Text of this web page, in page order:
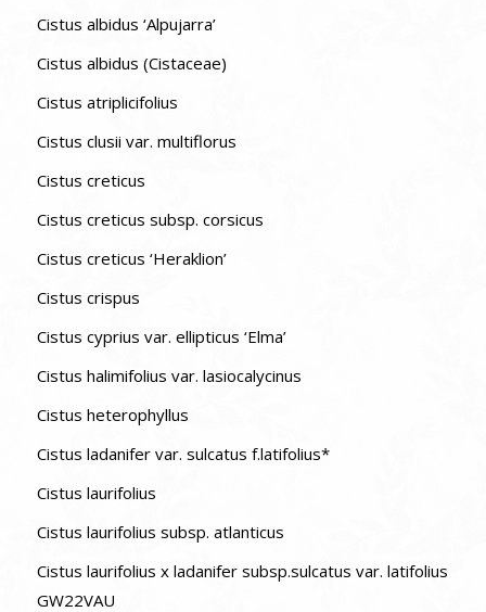
Cistus albidus ‘Alpujarra’
Cistus albidus (Cistaceae)
Cistus atriplicifolius
Cistus clusii var. multiflorus
Cistus creticus
Cistus creticus subsp. corsicus
Cistus creticus ‘Heraklion’
Cistus crispus
Cistus cyprius var. ellipticus ‘Elma’
Cistus halimifolius var. lasiocalycinus
Cistus heterophyllus
Cistus ladanifer var. sulcatus f.latifolius*
Cistus laurifolius
Cistus laurifolius subsp. atlanticus
Cistus laurifolius x ladanifer subsp.sulcatus var. latifolius
GW22VAU